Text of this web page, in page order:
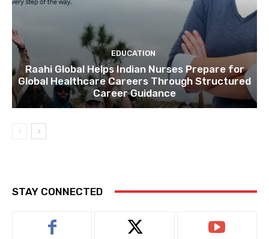
EDUCATION
Raahi Global Helps Indian Nurses Prepare for
Global Healthcare Careers Through Structured
Career Guidance
STAY CONNECTED